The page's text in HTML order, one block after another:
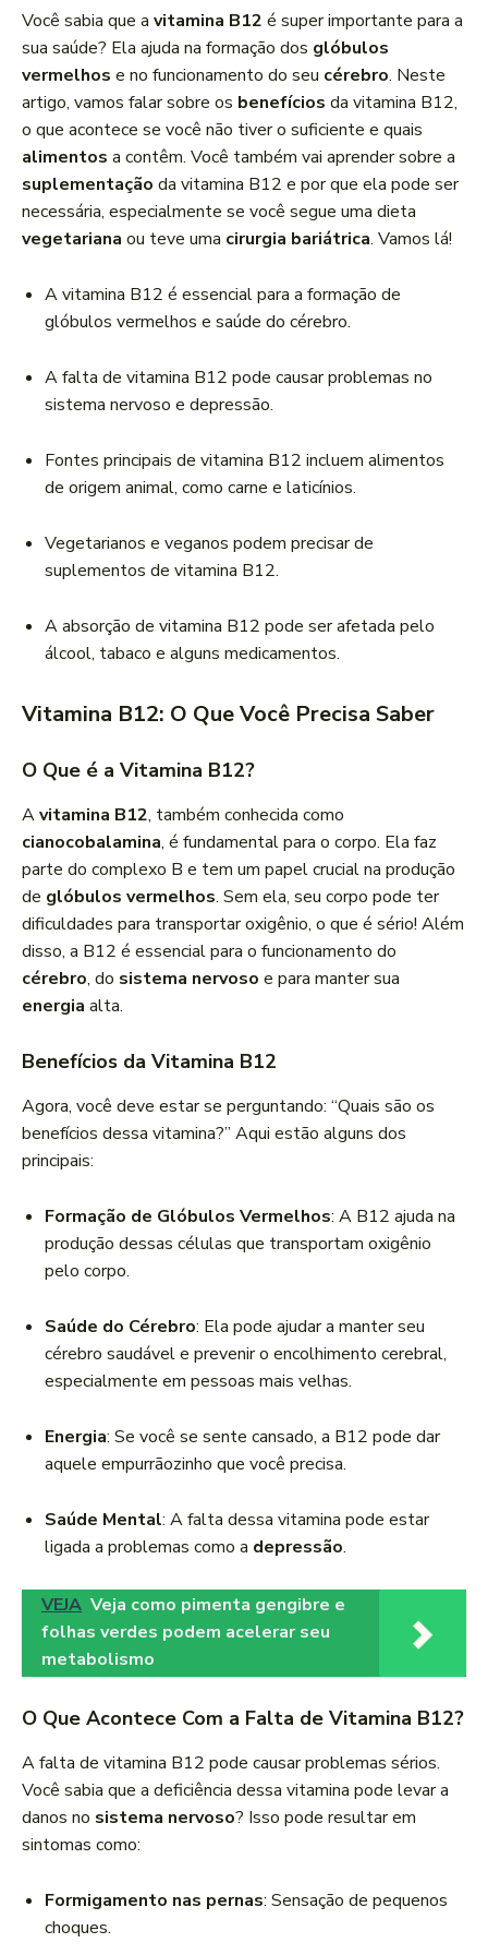
d
o
r
d
e
á
u
d
i
Você sabia que a vitamina B12 é super importante para a
sua saúde? Ela ajuda na formação dos glóbulos
vermelhos e no funcionamento do seu cérebro. Neste
artigo, vamos falar sobre os benefícios da vitamina B12,
o que acontece se você não tiver o suficiente e quais
alimentos a contêm. Você também vai aprender sobre a
suplementação da vitamina B12 e por que ela pode ser
necessária, especialmente se você segue uma dieta
vegetariana ou teve uma cirurgia bariátrica. Vamos lá!
A vitamina B12 é essencial para a formação de
glóbulos vermelhos e saúde do cérebro.
A falta de vitamina B12 pode causar problemas no
sistema nervoso e depressão.
Fontes principais de vitamina B12 incluem alimentos
de origem animal, como carne e laticínios.
Vegetarianos e veganos podem precisar de
suplementos de vitamina B12.
A absorção de vitamina B12 pode ser afetada pelo
álcool, tabaco e alguns medicamentos.
Vitamina B12: O Que Você Precisa Saber
O Que é a Vitamina B12?
Avitamina B12, também conhecida como
cianocobalamina, é fundamental para o corpo. Ela faz
parte do complexo B e tem um papel crucial na produção
de glóbulos vermelhos. Sem ela, seu corpo pode ter
dificuldades para transportar oxigênio, o que é sério! Além
disso, a B12 é essencial para o funcionamento do
cérebro, do sistema nervoso e para manter sua
energia alta.
Benefícios da Vitamina B12
Agora, você deve estar se perguntando: “Quais são os
benefícios dessa vitamina?” Aqui estão alguns dos
principais:
Formação de Glóbulos Vermelhos: A B12 ajuda na
produção dessas células que transportam oxigênio
pelo corpo.
Saúde do Cérebro: Ela pode ajudar a manter seu
cérebro saudável e prevenir o encolhimento cerebral,
especialmente em pessoas mais velhas.
Energia: Se você se sente cansado, a B12 pode dar
aquele empurrãozinho que você precisa.
Saúde Mental: A falta dessa vitamina pode estar
ligada a problemas como a depressão.
VEJA Veja como pimenta gengibre e
folhas verdes podem acelerar seu
metabolismo
O Que Acontece Com a Falta de Vitamina B12?
A falta de vitamina B12 pode causar problemas sérios.
Você sabia que a deficiência dessa vitamina pode levar a
danos no sistema nervoso? Isso pode resultar em
sintomas como:
Formigamento nas pernas: Sensação de pequenos
choques.